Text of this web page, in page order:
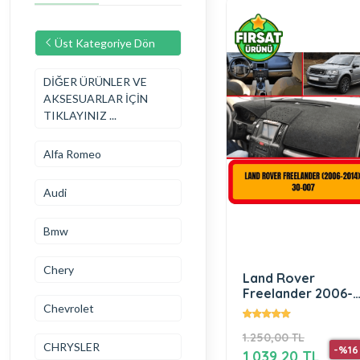
Üst Kategoriye Dön
DİĞER ÜRÜNLER VE
AKSESUARLAR İÇİN
TIKLAYINIZ ...
Alfa Romeo
Audi
Bmw
Chery
Chevrolet
CHRYSLER
Land Rover
Freelander 2006-
2014 Ön Gögüs
Panel Torpido
Koruma Koruyucu
1.250,00 TL
-%16